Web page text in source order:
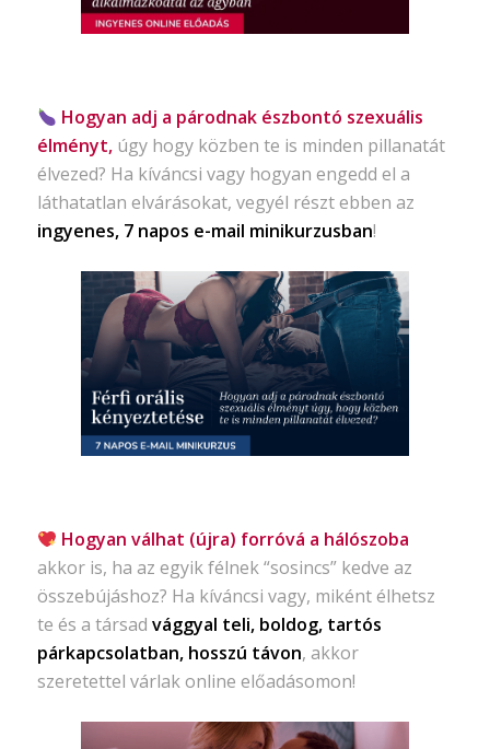
Hogyan adj a párodnak észbontó szexuális
élményt, úgy hogy közben te is minden pillanatát
élvezed? Ha kíváncsi vagy hogyan engedd el a
láthatatlan elvárásokat, vegyél részt ebben az
ingyenes, 7 napos e-mail minikurzusban!
Hogyan válhat (újra) forróvá a hálószoba
akkor is, ha az egyik félnek “sosincs” kedve az
összebújáshoz? Ha kíváncsi vagy, miként élhetsz
te és a társad vággyal teli, boldog, tartós
párkapcsolatban, hosszú távon, akkor
szeretettel várlak online előadásomon!